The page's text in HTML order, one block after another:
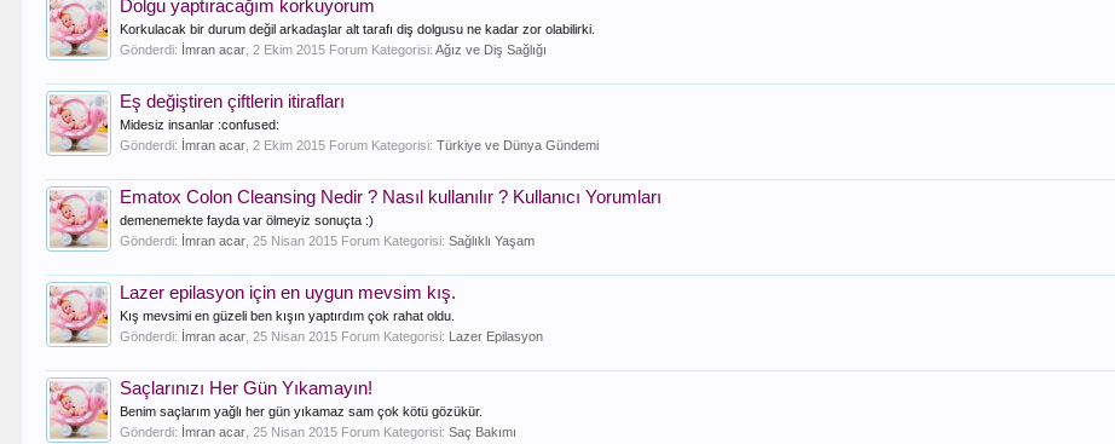
Dolgu yaptıracağım korkuyorum
Korkulacak bir durum değil arkadaşlar alt tarafı diş dolgusu ne kadar zor olabilirki.
Gönderdi: İmran acar ,2 Ekim 2015 Forum Kategorisi:Ağız ve Diş Sağlığı
Eş değiştiren çiftlerin itirafları
Midesiz insanlar :confused:
Gönderdi: İmran acar ,2 Ekim 2015 Forum Kategorisi:Türkiye ve Dünya Gündemi
Ematox Colon Cleansing Nedir ? Nasıl kullanılır ? Kullanıcı Yorumları
demenemekte fayda var ölmeyiz sonuçta :)
Gönderdi: İmran acar ,25 Nisan 2015 Forum Kategorisi:Sağlıklı Yaşam
Lazer epilasyon için en uygun mevsim kış.
Kış mevsimi en güzeli ben kışın yaptırdım çok rahat oldu.
Gönderdi: İmran acar ,25 Nisan 2015 Forum Kategorisi: Lazer Epilasyon
Saçlarınızı Her Gün Yıkamayın!
Benim saçlarım yağlı her gün yıkamaz sam çok kötü gözükür.
Gönderdi: İmran acar ,25 Nisan 2015 Forum Kategorisi:Saç Bakımı